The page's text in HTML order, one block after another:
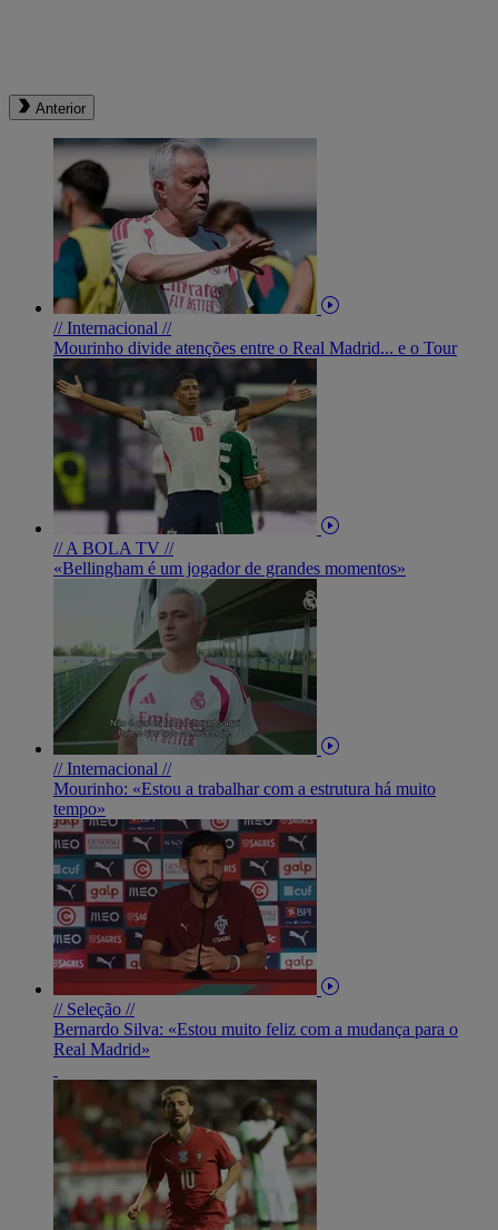
Anterior
// Internacional //
Mourinho divide atenções entre o Real Madrid... e o Tour
// A BOLA TV //
«Bellingham é um jogador de grandes momentos»
// Internacional //
Mourinho: «Estou a trabalhar com a estrutura há muito
tempo»
// Seleção //
Bernardo Silva: «Estou muito feliz com a mudança para o
Real Madrid»